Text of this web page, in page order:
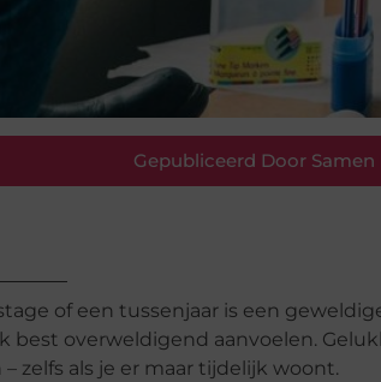
Gepubliceerd Door Samen
of een tussenjaar is een
overweldigend aanvoelen.
zelfs als je er maar tijdelijk woont.